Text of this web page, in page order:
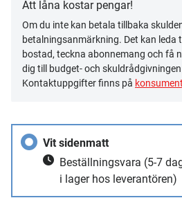
Att låna kostar pengar!
Om du inte kan betala tillbaka
betalningsanmärkning. Det kan leda
bostad, teckna abonnemang och få
dig till budget- och
Kontaktuppgifter finns på
Vit sidenmatt
Beställningsvara (5-7
i lager hos leverantören)